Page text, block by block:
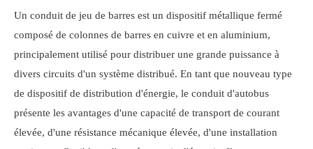
Un conduit de jeu de barres est un dispositif métallique fermé
composé de colonnes de barres en cuivre et en aluminium,
principalement utilisé pour distribuer une grande puissance à
divers circuits d'un système distribué. En tant que nouveau type
de dispositif de distribution d'énergie, le conduit d'autobus
présente les avantages d'une capacité de transport de courant
élevée, d'une résistance mécanique élevée, d'une installation